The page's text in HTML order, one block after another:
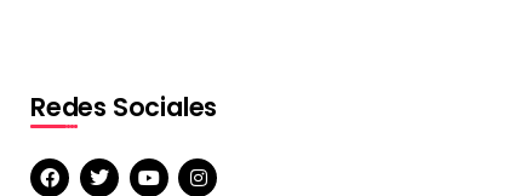
Redes Sociales